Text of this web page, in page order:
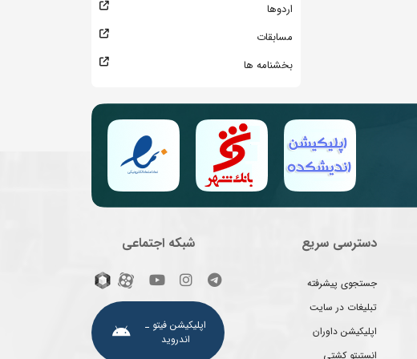
اردوها
مسابقات
بخشنامه ها
دسترسی سریع
جستجوی پیشرفته
تبلیغات در سایت
اپلیکیشن داوران
انستیتو کشتی
شبکه اجتماعی
اپلیکیشن فیتو ـ
اندروید